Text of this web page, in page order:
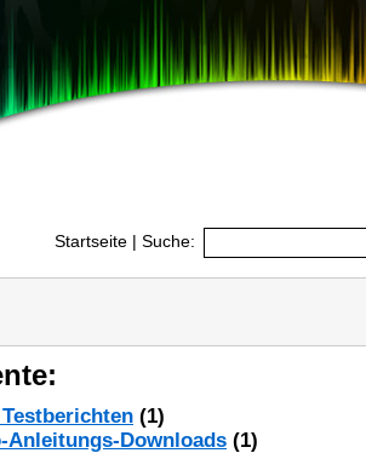
Startseite | Suche:
(1)
Anleitungs-Downloads (1)